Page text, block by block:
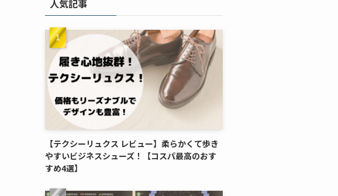
人気記事
【テクシーリュクス レビュー】柔らかくて歩き
やすいビジネスシューズ！【コスパ最高のおす
すめ4選】